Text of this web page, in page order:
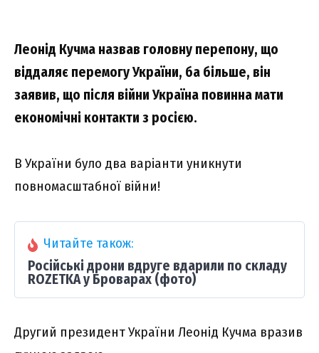
Леонід Кучма назвав головну перепону, що
віддаляє перемогу України, ба більше, він
заявив, що після війни Україна повинна мати
економічні контакти з росією.
В України було два варіанти уникнути
повномасштабної війни!
Читайте також:
Російські дрони вдруге вдарили по складу
ROZETKA у Броварах (фото)
Другий президент України Леонід Кучма вразив